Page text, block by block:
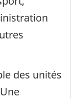
des unités